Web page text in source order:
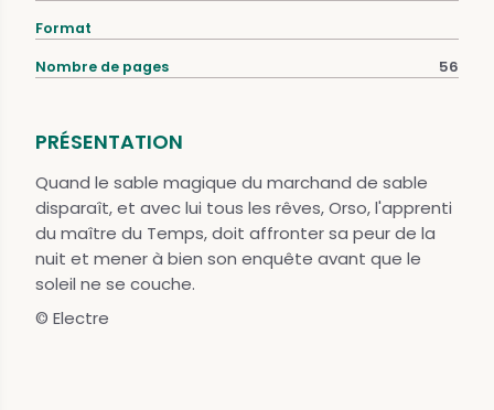
Format
Nombre de pages 56
PRÉSENTATION
Quand le sable magique du marchand de sable
disparaît, et avec lui tous les rêves, Orso, l'apprenti
du maître du Temps, doit affronter sa peur de la
nuit et mener à bien son enquête avant que le
soleil ne se couche.
© Electre